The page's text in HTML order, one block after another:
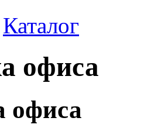
Каталог
офиса
офиса